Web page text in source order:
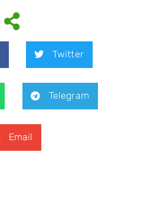
Twitter
Telegram
Email